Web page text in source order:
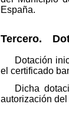
España.
Tercero.
Dotación
el certificado
Dicha
autorización